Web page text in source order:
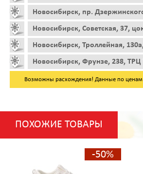
Новосибирск, пр.
Новосибирск, Советская, 37,
Новосибирск, Троллейная,
Новосибирск, Фрунзе, 238,
Возможны расхождения! Данные по ценам
ПОХОЖИЕ ТОВАРЫ
-50%